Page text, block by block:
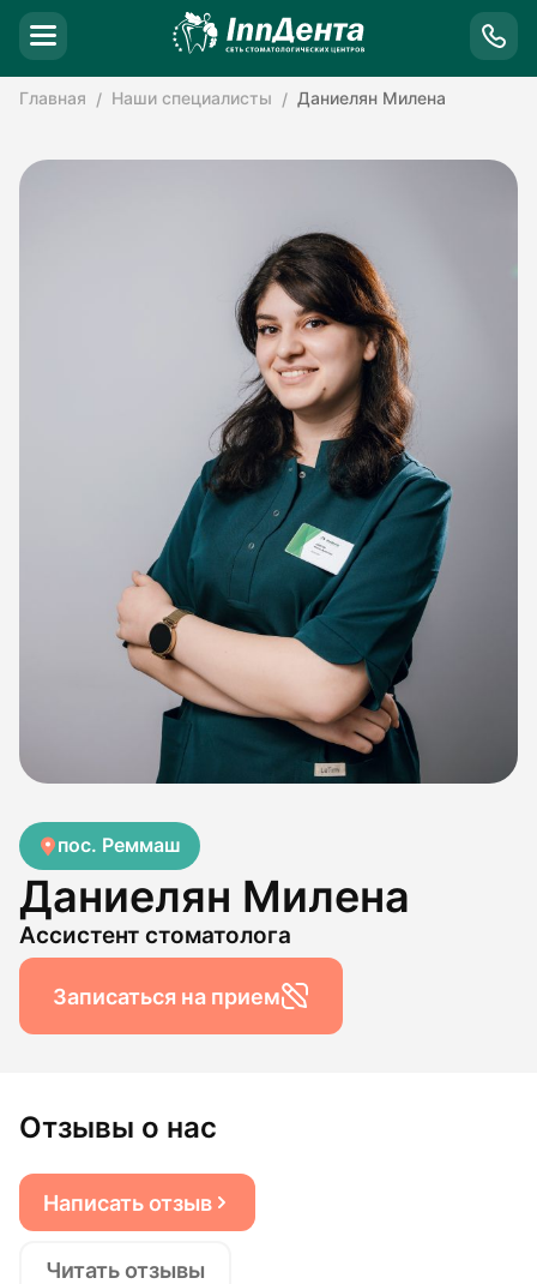
Главная Наши специалисты Даниелян Милена
пос. Реммаш
Даниелян Милена
Ассистент стоматолога
Записаться на прием
Отзывы о нас
Написать отзыв
Читать отзывы